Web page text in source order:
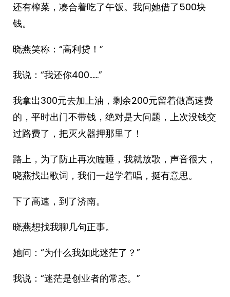
还有榨菜，凑合着吃了午饭。我问她借了500块
钱。
晓燕笑称：“高利贷！”
我说：“我还你400……”
我拿出300元去加上油，剩余200元留着做高速费
的，平时出门不带钱，绝对是大问题，上次没钱交
过路费了，把灭火器押那里了！
路上，为了防止再次瞌睡，我就放歌，声音很大，
晓燕找出歌词，我们一起学着唱，挺有意思。
下了高速，到了济南。
晓燕想找我聊几句正事。
她问：“为什么我如此迷茫了？”
我说：“迷茫是创业者的常态。”